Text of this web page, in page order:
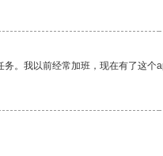
。我以前经常加班，现在有了这个